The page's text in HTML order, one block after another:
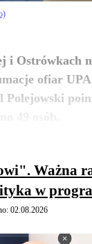
i Ostrówkach
ofiar
49 osób.
zobacz
Ważna
w
02.08.2026